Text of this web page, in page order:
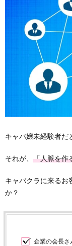
キャバ嬢未経験者だ
それが、 「人脈を作
キャバクラに来るお
か？
企業の会長さ